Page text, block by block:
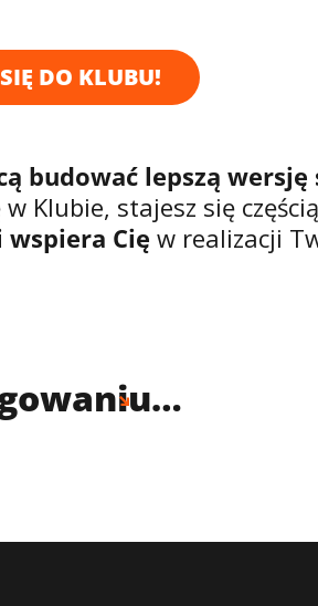
DO KLUBU!
budować lepszą wersję
Klubie, stajesz się częścią
Cię w realizacji